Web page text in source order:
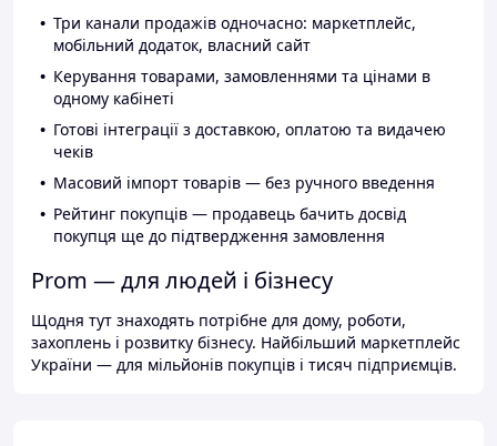
Три канали продажів одночасно: маркетплейс,
мобільний додаток, власний сайт
Керування товарами, замовленнями та цінами в
одному кабінеті
Готові інтеграції з доставкою, оплатою та видачею
чеків
Масовий імпорт товарів — без ручного введення
Рейтинг покупців — продавець бачить досвід
покупця ще до підтвердження замовлення
Prom — для людей і бізнесу
Щодня тут знаходять потрібне для дому, роботи,
захоплень і розвитку бізнесу. Найбільший маркетплейс
України — для мільйонів покупців і тисяч підприємців.